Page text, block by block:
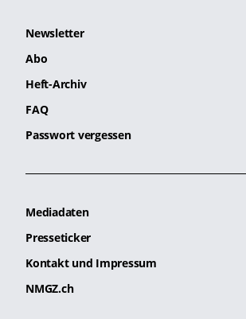
Newsletter
Abo
Heft-Archiv
FAQ
Passwort vergessen
Mediadaten
Presseticker
Kontakt und Impressum
NMGZ.ch